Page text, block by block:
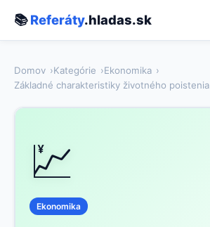
📚Referáty.hladas.sk
Domov Kategórie
Ekonomika
Základné charakteristiky životného poistenia
💹
Ekonomika